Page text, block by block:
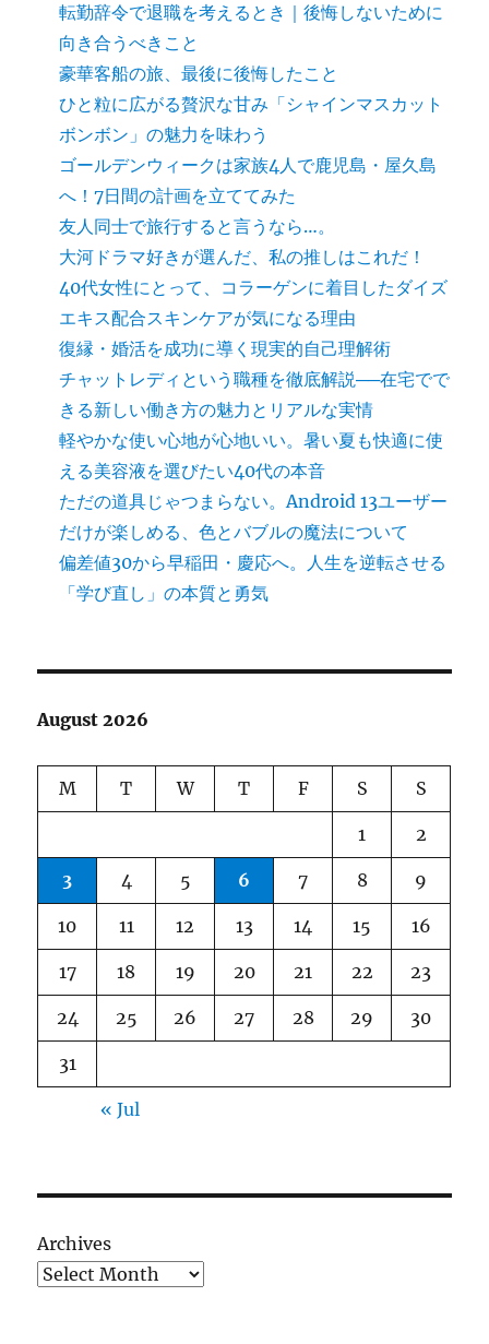
転勤辞令で退職を考えるとき｜後悔しないために
向き合うべきこと
豪華客船の旅、最後に後悔したこと
ひと粒に広がる贅沢な甘み「シャインマスカット
ボンボン」の魅力を味わう
ゴールデンウィークは家族4人で鹿児島・屋久島
へ！7日間の計画を立ててみた
友人同士で旅行すると言うなら…。
大河ドラマ好きが選んだ、私の推しはこれだ！
40代女性にとって、コラーゲンに着目したダイズ
エキス配合スキンケアが気になる理由
復縁・婚活を成功に導く現実的自己理解術
チャットレディという職種を徹底解説──在宅でで
きる新しい働き方の魅力とリアルな実情
軽やかな使い心地が心地いい。暑い夏も快適に使
える美容液を選びたい40代の本音
ただの道具じゃつまらない。Android 13ユーザー
だけが楽しめる、色とバブルの魔法について
偏差値30から早稲田・慶応へ。人生を逆転させる
「学び直し」の本質と勇気
August 2026
M T W T F S S
1 2
3 4 5 6 7 8 9
10 11 12 13 14 15 16
17 18 19 20 21 22 23
24 25 26 27 28 29 30
31
« Jul
Archives